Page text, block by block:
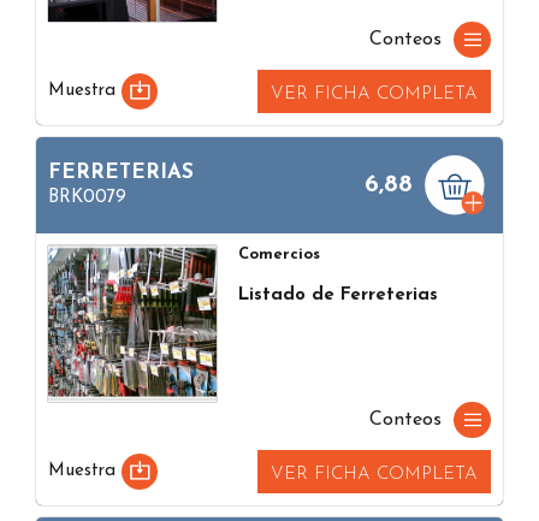
Conteos
Muestra VER FICHA COMPLETA
FERRETERIAS
BRK0079
6,88
Comercios
Listado de Ferreterias
Conteos
Muestra VER FICHA COMPLETA